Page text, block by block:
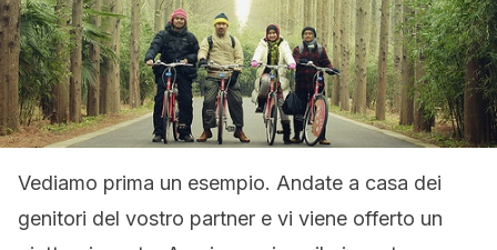
Vediamo prima un esempio. Andate a casa dei
genitori del vostro partner e vi viene offerto un